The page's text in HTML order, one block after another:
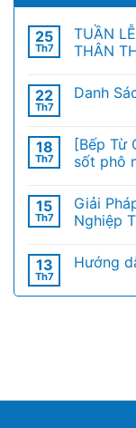
25
Th7
TUẦN
THÂN
22
Th7
Danh
18
Th7
[Bếp Từ
sốt phô
15
Th7
Giải
Nghiệp
13
Th7
Hướng